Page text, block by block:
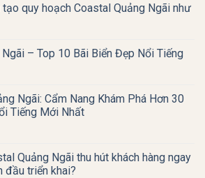
quy hoạch Coastal Quảng Ngãi như
Ngãi – Top 10 Bãi Biển Đẹp Nổi Tiếng
Ngãi: Cẩm Nang Khám Phá Hơn 30
Tiếng Mới Nhất
Quảng Ngãi thu hút khách hàng ngay
đầu triển khai?